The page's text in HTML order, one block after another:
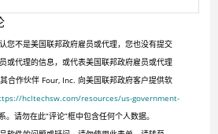
您不是美国联邦政府雇员或代理，您也没有提交
或代理的信息，或代表美国联邦政府雇员或代理
合作伙伴 Four, Inc. 向美国联邦政府客户提供软
hcltechsw.com/resources/us-government-
请勿在此“评论”框中包含任何个人数据。